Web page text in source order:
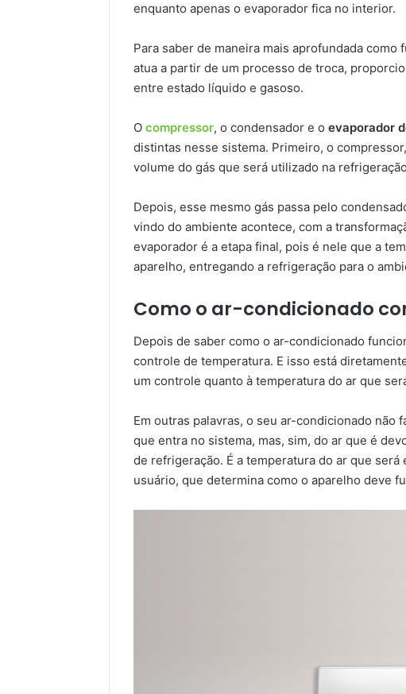
enquanto apenas o evaporador fica no interior.
Para saber de maneira mais aprofundada
atua a partir de um processo de troca,
entre estado líquido e gasoso.
O compressor, o condensador e o evaporador
distintas nesse sistema. Primeiro, o
volume do gás que será utilizado na
Depois, esse mesmo gás passa pelo
vindo do ambiente acontece, com a
evaporador é a etapa final, pois é nele que a
aparelho, entregando a refrigeração para o
Como o ar-condicionado
Depois de saber como o ar-condicionado
controle de temperatura. E isso está
um controle quanto à temperatura do ar que
Em outras palavras, o seu ar-condicionado não
que entra no sistema, mas, sim, do ar que é
de refrigeração. É a temperatura do ar que
usuário, que determina como o aparelho deve